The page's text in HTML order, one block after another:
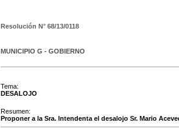
Resolución N° 68/13/0118
MUNICIPIO G - GOBIERNO
Tema:
DESALOJO
Resumen:
Proponer a la Sra. Intendenta el desalojo Sr. Mario